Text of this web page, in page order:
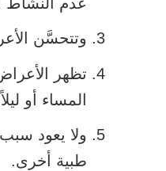
وتتحسَّن
تظهر
المساء أو
ولا يعود
طبية أخرى.